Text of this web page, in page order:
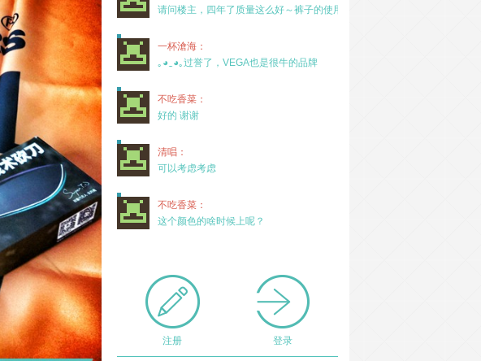
请问楼主，四年了质量这么好～裤子的使用率高吗？
一杯滄海：
｡◕‿◕｡过誉了，VEGA也是很牛的品牌
不吃香菜：
好的 谢谢
清唱：
可以考虑考虑
不吃香菜：
这个颜色的啥时候上呢？
注册 登录